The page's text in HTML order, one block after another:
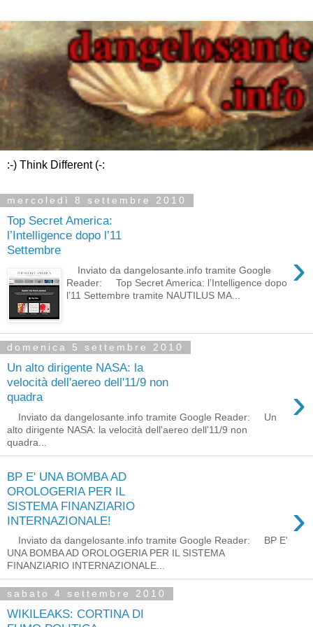
:-) Think Different (-:
mercoledì 8 settembre 2010
Top Secret America:
l’Intelligence dopo l’11
Settembre
›
Inviato da dangelosante.info tramite Google
Reader: Top Secret America: l’Intelligence dopo
l’11 Settembre tramite NAUTILUS MA...
domenica 5 settembre 2010
Un alto dirigente NASA: la
velocità dell'aereo dell'11/9 non
quadra
›
Inviato da dangelosante.info tramite Google Reader: Un
alto dirigente NASA: la velocità dell'aereo dell'11/9 non
quadra...
BP E' UNA BOMBA AD
OROLOGERIA PER IL
SISTEMA FINANZIARIO
INTERNAZIONALE!
›
Inviato da dangelosante.info tramite Google Reader: BP E'
UNA BOMBA AD OROLOGERIA PER IL SISTEMA
FINANZIARIO INTERNAZIONALE...
sabato 4 settembre 2010
WIKILEAKS: CORTINA DI